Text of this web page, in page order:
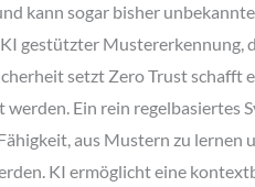
kann sogar bisher
gestützter Mustererkennung,
setzt Zero Trust schafft
Ein rein regelbasiertes
aus Mustern zu lernen
KI ermöglicht eine